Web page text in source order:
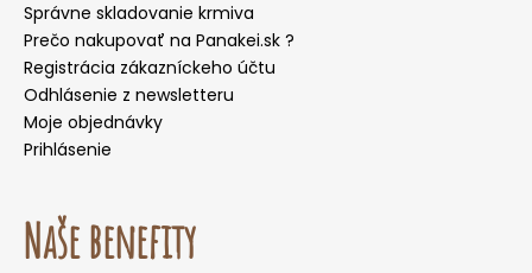
Správne skladovanie krmiva
Prečo nakupovať na Panakei.sk ?
Registrácia zákazníckeho účtu
Odhlásenie z newsletteru
Moje objednávky
Prihlásenie
Naše benefity